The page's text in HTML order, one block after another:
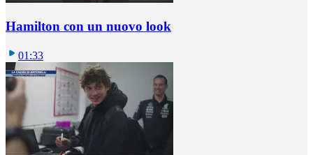
Hamilton con un nuovo look
01:33